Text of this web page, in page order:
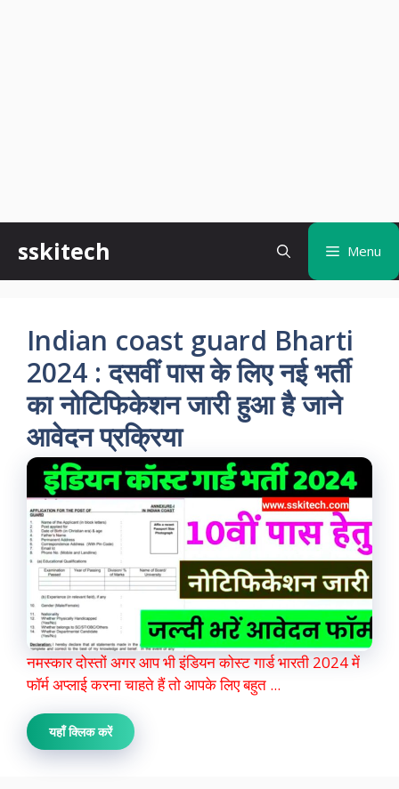
content
sskitech Menu
Indian coast guard Bharti
2024 : दसवीं पास के लिए नई भर्ती
का नोटिफिकेशन जारी हुआ है जाने
आवेदन प्रक्रिया
नमस्कार दोस्तों अगर आप भी इंडियन कोस्ट गार्ड भारती 2024 में
फॉर्म अप्लाई करना चाहते हैं तो आपके लिए बहुत ...
यहाँ क्लिक करें